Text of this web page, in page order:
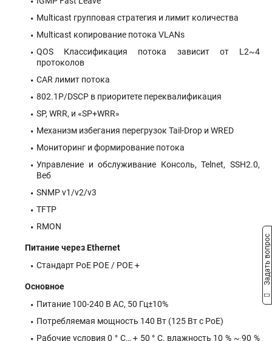
Multicast групповая стратегия и лимит количества
Multicast копирование потока VLANs
QOS Классификация потока зависит от L2~4
протоколов
CAR лимит потока
802.1P/DSCP в приоритете переквалификация
SP, WRR, и «SP+WRR»
Механизм избегания перегрузок Tail-Drop и WRED
Мониторинг и формирование потока
Управление и обслуживание Консоль, Telnet, SSH2.0,
Веб
SNMP v1/v2/v3
TFTP
RMON
Питание через Ethernet
Стандарт PoE POE / POE +
Основное
Питание 100-240 B AC, 50 Гц±10%
Потребляемая мощность 140 Вт (125 Вт c PoE)
Рабочие условия 0 ° C… + 50 ° C, влажность 10 % ~ 90 %
Задать вопрос